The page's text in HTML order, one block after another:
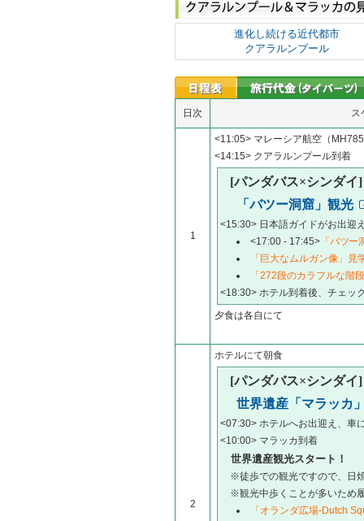
進化し続ける近代都市
クアラルンプール
日次 ス
1
<11:05> マレーシア航空（
<14:15> クアラルンプール到着
[パンダバス×シンダイ
「バツー洞窟」観光
<15:30> 日本語ガイドがお出迎
<17:00 - 17:45> 「バツー
「巨大なムルガン像」見
「272段のカラフルな階
<18:30> ホテル到着後、チェッ
夕食は各自にて
2
ホテルにて朝食
[パンダバス×シンダイ
世界遺産「マラッカ
<07:30> ホテルへお出迎え、車
<10:00> マラッカ到着
世界遺産観光スタート！
※徒歩での観光ですので、日
※観光中歩くことが多いため
「オランダ広場-Dutch